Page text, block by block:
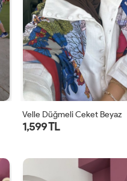
Velle Düğmeli Ceket Beyaz
1,599 TL